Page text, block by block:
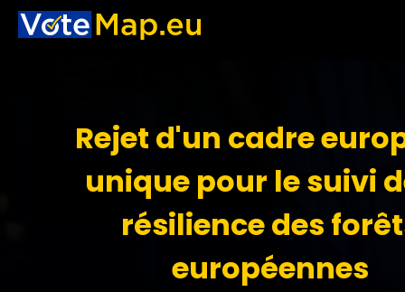
Rejet d'un cadre
unique pour le suivi
résilience des
européennes